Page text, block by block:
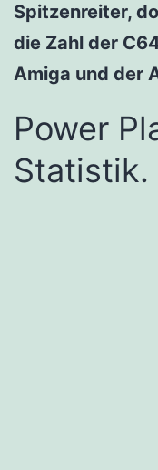
Spitzenreiter,
die Zahl der
Amiga und der
Power
Statistik.